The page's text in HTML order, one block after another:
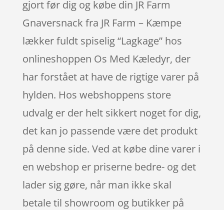
gjort før dig og købe din JR Farm
Gnaversnack fra JR Farm – Kæmpe
lækker fuldt spiselig “Lagkage” hos
onlineshoppen Os Med Kæledyr, der
har forstået at have de rigtige varer på
hylden. Hos webshoppens store
udvalg er der helt sikkert noget for dig,
det kan jo passende være det produkt
på denne side. Ved at købe dine varer i
en webshop er priserne bedre- og det
lader sig gøre, når man ikke skal
betale til showroom og butikker på